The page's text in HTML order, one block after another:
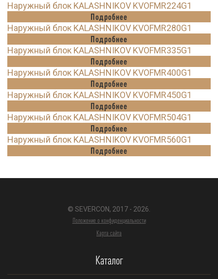
Наружный блок KALASHNIKOV KVOFMR224G1
Подробнее
Наружный блок KALASHNIKOV KVOFMR280G1
Подробнее
Наружный блок KALASHNIKOV KVOFMR335G1
Подробнее
Наружный блок KALASHNIKOV KVOFMR400G1
Подробнее
Наружный блок KALASHNIKOV KVOFMR450G1
Подробнее
Наружный блок KALASHNIKOV KVOFMR504G1
Подробнее
Наружный блок KALASHNIKOV KVOFMR560G1
Подробнее
© SEVERCON, 2017 - 2026.
Положение о конфиденциальности
Карта сайта
Каталог